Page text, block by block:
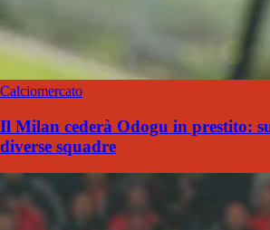
Calciomercato
Il Milan cederà Odogu in prestito:
diverse squadre